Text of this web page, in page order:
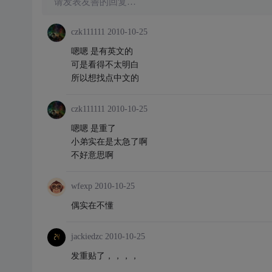
czk111111 2010-10-25
嗯嗯 是有英文的
可是看得不太明白
所以想找点中文的
czk111111 2010-10-25
嗯嗯 是重了
小弟实在是太急了啊
不好意思啊
wfexp 2010-10-25
偶实在不懂
jackiedzc 2010-10-25
发重贴了，，，，